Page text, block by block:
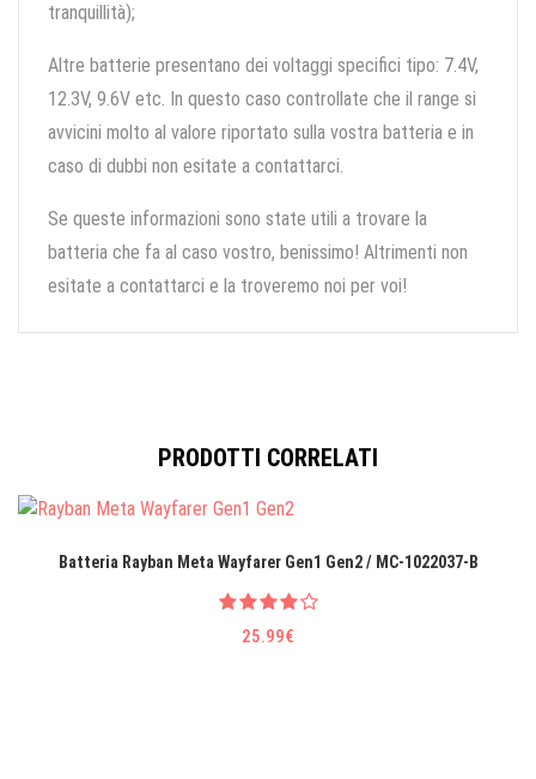
tranquillità);
Altre batterie presentano dei voltaggi specifici tipo: 7.4V,
12.3V, 9.6V etc. In questo caso controllate che il range si
avvicini molto al valore riportato sulla vostra batteria e in
caso di dubbi non esitate a contattarci.
Se queste informazioni sono state utili a trovare la
batteria che fa al caso vostro, benissimo! Altrimenti non
esitate a contattarci e la troveremo noi per voi!
PRODOTTI CORRELATI
Batteria Rayban Meta Wayfarer Gen1 Gen2 / MC-1022037-B
25.99€